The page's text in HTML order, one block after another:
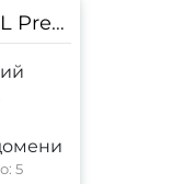
GeoTrust QuickSSL Premium Multi-Domain
5